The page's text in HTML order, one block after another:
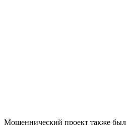
Мошеннический проект также был